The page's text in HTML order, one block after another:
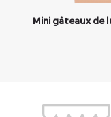
Mini gâteaux de